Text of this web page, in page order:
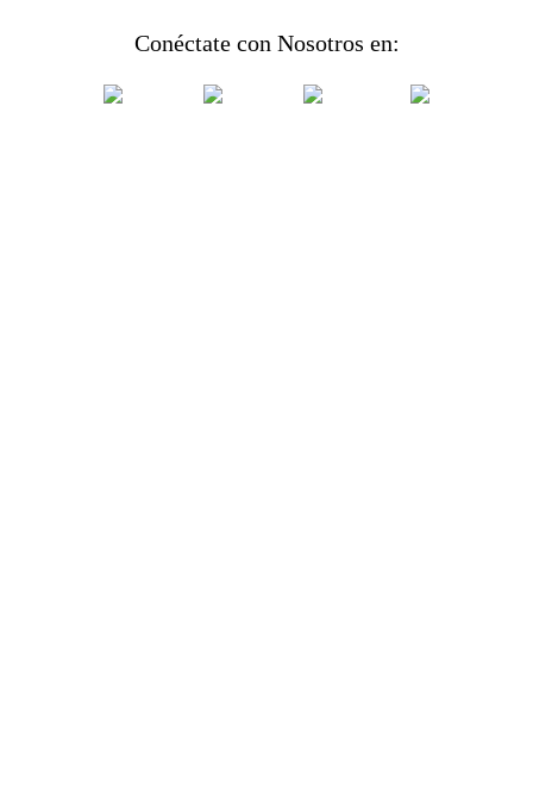
Conéctate con Nosotros en: